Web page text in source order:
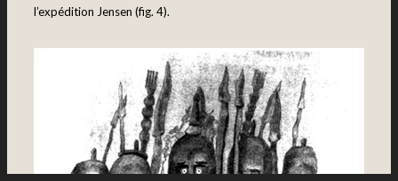
l’expédition Jensen (fig. 4).